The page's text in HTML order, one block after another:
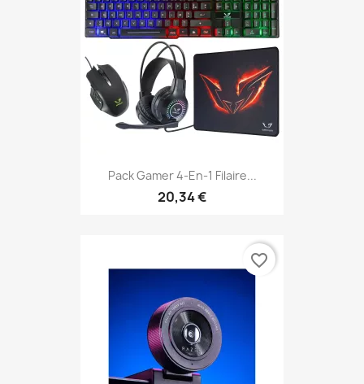
Pack Gamer 4-En-1 Filaire...
20,34 €
favorite_border